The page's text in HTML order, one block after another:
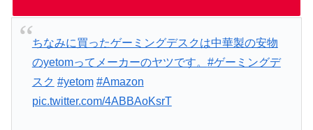
ちなみに買ったゲーミングデスクは中華製の安物
のyetomってメーカーのヤツです。 #ゲーミングデ
スク #yetom #Amazon
pic.twitter.com/4ABBAoKsrT